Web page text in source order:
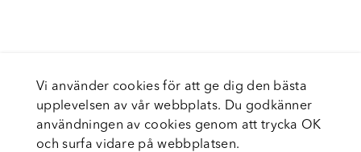
Vi använder cookies för att ge dig den bästa
upplevelsen av vår webbplats. Du godkänner
användningen av cookies genom att trycka OK
och surfa vidare på webbplatsen.